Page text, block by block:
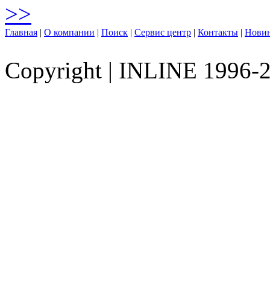
>>
Главная | О компании | Поиск | Сервис центр | Контакты |
Copyright | INLINE 1996-